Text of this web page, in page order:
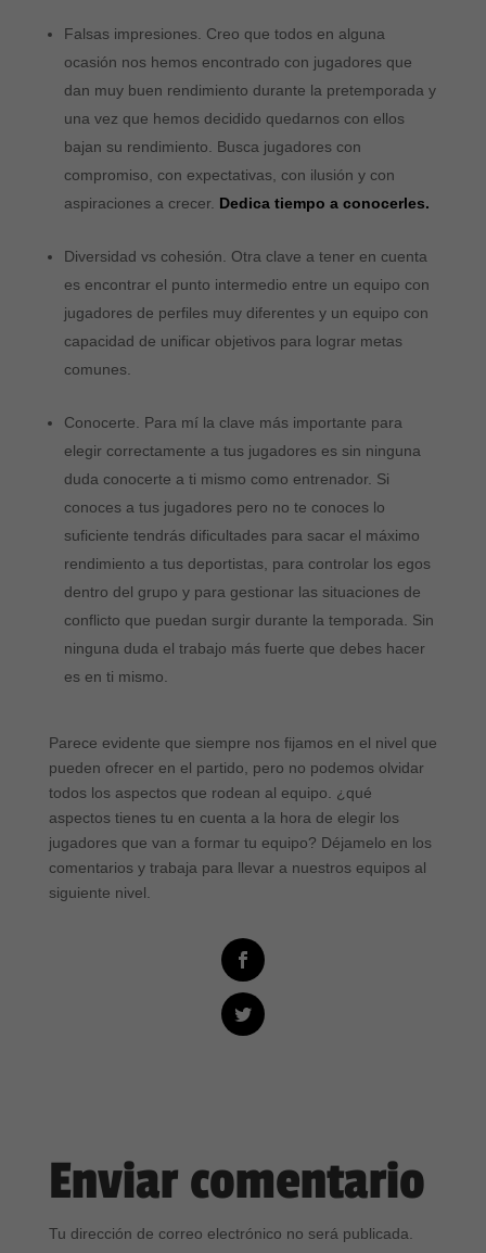
Falsas impresiones. Creo que todos en alguna
ocasión nos hemos encontrado con jugadores que
dan muy buen rendimiento durante la pretemporada y
una vez que hemos decidido quedarnos con ellos
bajan su rendimiento. Busca jugadores con
compromiso, con expectativas, con ilusión y con
aspiraciones a crecer. Dedica tiempo a conocerles.
Diversidad vs cohesión. Otra clave a tener en cuenta
es encontrar el punto intermedio entre un equipo con
jugadores de perfiles muy diferentes y un equipo con
capacidad de unificar objetivos para lograr metas
comunes.
Conocerte. Para mí la clave más importante para
elegir correctamente a tus jugadores es sin ninguna
duda conocerte a ti mismo como entrenador. Si
conoces a tus jugadores pero no te conoces lo
suficiente tendrás dificultades para sacar el máximo
rendimiento a tus deportistas, para controlar los egos
dentro del grupo y para gestionar las situaciones de
conflicto que puedan surgir durante la temporada. Sin
ninguna duda el trabajo más fuerte que debes hacer
es en ti mismo.
Parece evidente que siempre nos fijamos en el nivel que
pueden ofrecer en el partido, pero no podemos olvidar
todos los aspectos que rodean al equipo. ¿qué
aspectos tienes tu en cuenta a la hora de elegir los
jugadores que van a formar tu equipo? Déjamelo en los
comentarios y trabaja para llevar a nuestros equipos al
siguiente nivel.
Enviar comentario
Tu dirección de correo electrónico no será publicada.